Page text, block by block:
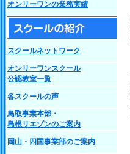
オンリーワンの業務実績
スクールネットワーク
オンリーワンスクール
公認教室一覧
各スクールの声
鳥取事業本部・
島根リエゾンのご案内
岡山・四国事業部のご案内